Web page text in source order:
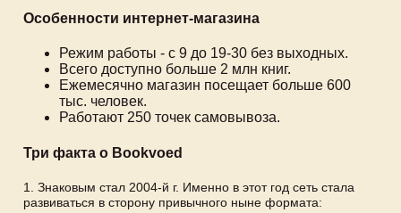
Особенности интернет-магазина
Режим работы - с 9 до 19-30 без выходных.
Всего доступно больше 2 млн книг.
Ежемесячно магазин посещает больше 600
тыс. человек.
Работают 250 точек самовывоза.
Три факта о Bookvoed
1. Знаковым стал 2004-й г. Именно в этот год сеть стала
развиваться в сторону привычного ныне формата: